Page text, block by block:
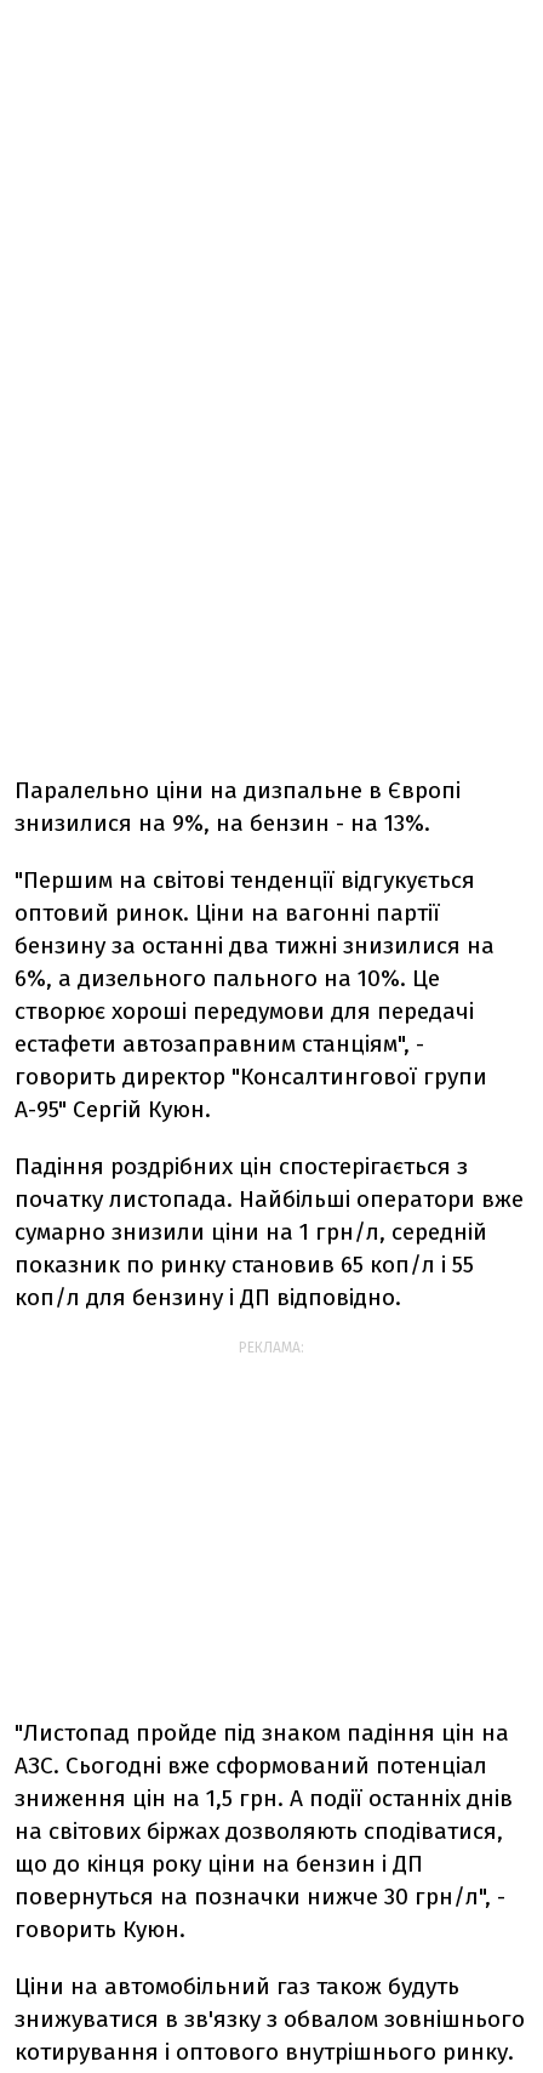
Паралельно ціни на дизпальне в Європі
знизилися на 9%, на бензин - на 13%.
"Першим на світові тенденції відгукується
оптовий ринок. Ціни на вагонні партії
бензину за останні два тижні знизилися на
6%, а дизельного пального на 10%. Це
створює хороші передумови для передачі
естафети автозаправним станціям", -
говорить директор "Консалтингової групи
А-95" Сергій Куюн.
Падіння роздрібних цін спостерігається з
початку листопада. Найбільші оператори вже
сумарно знизили ціни на 1 грн/л, середній
показник по ринку становив 65 коп/л і 55
коп/л для бензину і ДП відповідно.
РЕКЛАМА:
"Листопад пройде під знаком падіння цін на
АЗС. Сьогодні вже сформований потенціал
зниження цін на 1,5 грн. А події останніх днів
на світових біржах дозволяють сподіватися,
що до кінця року ціни на бензин і ДП
повернуться на позначки нижче 30 грн/л", -
говорить Куюн.
Ціни на автомобільний газ також будуть
знижуватися в зв'язку з обвалом зовнішнього
котирування і оптового внутрішнього ринку.